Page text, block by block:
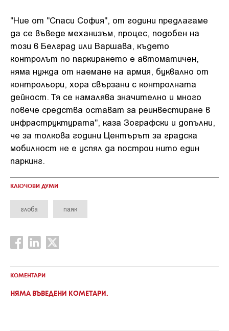
"Ние от "Спаси София", от години предлагаме
да се въведе механизъм, процес, подобен на
този в Белград или Варшава, където
контролът по паркирането е автоматичен,
няма нужда от наемане на армия, буквално от
контрольори, хора свързани с контролната
дейност. Тя се намалява значително и много
повече средства остават за реинвестиране в
инфраструктурата", каза Зографски и допълни,
че за толкова години Центърът за градска
мобилност не е успял да построи нито един
паркинг.
КЛЮЧОВИ ДУМИ
глоба паяк
КОМЕНТАРИ
НЯМА ВЪВЕДЕНИ КОМЕТАРИ.